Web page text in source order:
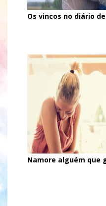
Os vincos no diário
Namore alguém que